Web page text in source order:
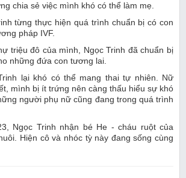
chia sẻ việc mình khó có thể làm mẹ.
từng thực hiện quá trình chuẩn bị có con
pháp IVF.
triệu đô của mình, Ngọc Trinh đã chuẩn bị
những đứa con tương lai.
lại khó có thể mang thai tự nhiên. Nữ
mình bị ít trứng nên càng thấu hiểu sự khó
người phụ nữ cũng đang trong quá trình
Ngọc Trinh nhận bé He - cháu ruột của
Hiện cô và nhóc tỳ này đang sống cùng